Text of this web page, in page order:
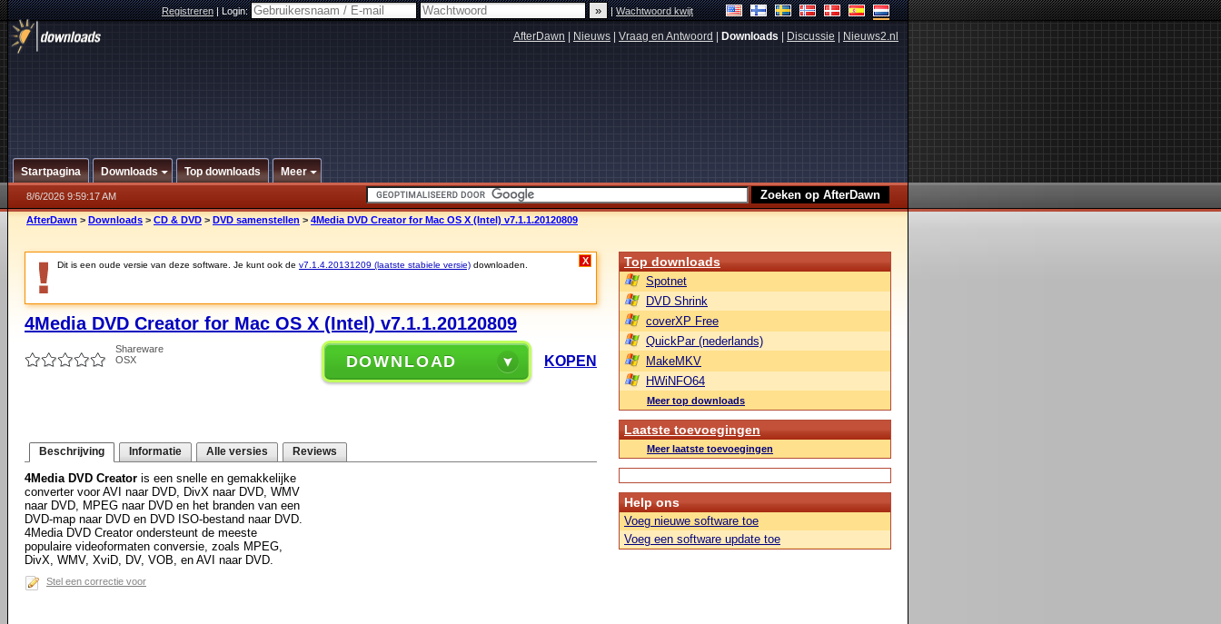
Registreren|Login: |Wachtwoord kwijt
AfterDawn Nieuws Vraag en Antwoord Downloads Discussie Nieuws2.nl
Startpagina Downloads Top downloads Meer
8/6/2026 9:59:17 AM
AfterDawn > Downloads > CD & DVD > DVD samenstellen > 4Media DVD Creator for Mac OS X (Intel) v7.1.1.20120809
Dit is een oude versie van deze software. Je kunt ook de v7.1.4.20131209 (laatste stabiele versie) downloaden. X
4Media DVD Creator for Mac OS X (Intel) v7.1.1.20120809
Shareware
OSX
DOWNLOAD KOPEN
Beschrijving Informatie Alle versies Reviews
4Media DVD Creator is een snelle en gemakkelijke
converter voor AVI naar DVD, DivX naar DVD, WMV
naar DVD, MPEG naar DVD en het branden van een
DVD-map naar DVD en DVD ISO-bestand naar DVD.
4Media DVD Creator ondersteunt de meeste
populaire videoformaten conversie, zoals MPEG,
DivX, WMV, XviD, DV, VOB, en AVI naar DVD.
Stel een correctie voor
Top downloads
Spotnet
DVD Shrink
coverXP Free
QuickPar (nederlands)
MakeMKV
HWiNFO64
Meer top downloads
Laatste toevoegingen
Meer laatste toevoegingen
Help ons
Voeg nieuwe software toe
Voeg een software update toe